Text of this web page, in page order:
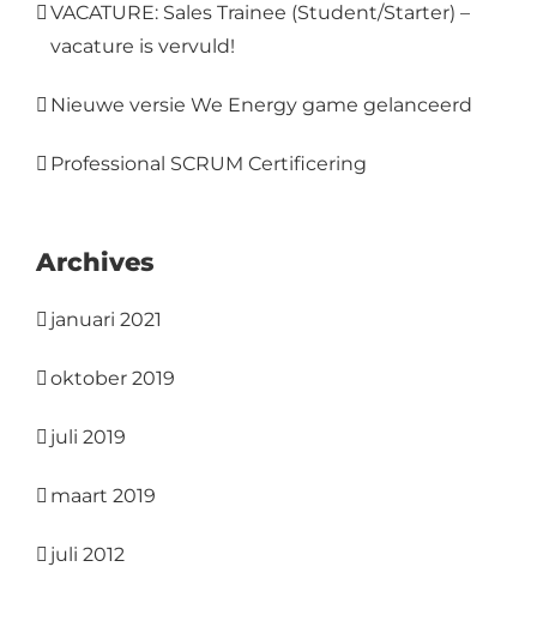
VACATURE: Sales Trainee (Student/Starter) –
vacature is vervuld!
Nieuwe versie We Energy game gelanceerd
Professional SCRUM Certificering
Archives
januari 2021
oktober 2019
juli 2019
maart 2019
juli 2012